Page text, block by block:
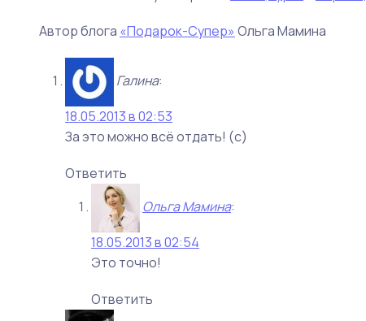
Автор блога «Подарок-Супер» Ольга Мамина
Галина:
18.05.2013 в 02:53
За это можно всё отдать! (с)
Ответить
Ольга Мамина:
18.05.2013 в 02:54
Это точно!
Ответить